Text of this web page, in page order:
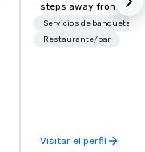
steps away from the
heart of shopping and
Gables. Located
different cuts of meat
Servicios de banquetes
Restaurante/bar
Visitar el perfil